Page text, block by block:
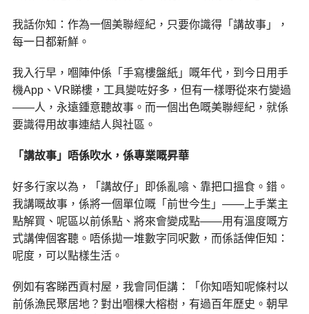
我話你知：作為一個美聯經紀，只要你識得「講故事」，
每一日都新鮮。
我入行早，嗰陣仲係「手寫樓盤紙」嘅年代，到今日用手
機App、VR睇樓，工具變咗好多，但有一樣嘢從來冇變過
——人，永遠鍾意聽故事。而一個出色嘅美聯經紀，就係
要識得用故事連結人與社區。
「講故事」唔係吹水，係專業嘅昇華
好多行家以為，「講故仔」即係亂噏、靠把口搵食。錯。
我講嘅故事，係將一個單位嘅「前世今生」——上手業主
點解買、呢區以前係點、將來會變成點——用有溫度嘅方
式講俾個客聽。唔係拋一堆數字同呎數，而係話俾佢知：
呢度，可以點樣生活。
例如有客睇西貢村屋，我會同佢講：「你知唔知呢條村以
前係漁民聚居地？對出嗰棵大榕樹，有過百年歷史。朝早